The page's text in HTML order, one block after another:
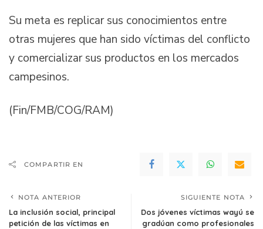
Su meta es replicar sus conocimientos entre
otras mujeres que han sido víctimas del conflicto
y comercializar sus productos en los mercados
campesinos.
(Fin/FMB/COG/RAM)
COMPARTIR EN
NOTA ANTERIOR
La inclusión social, principal
petición de las víctimas en
SIGUIENTE NOTA
Dos jóvenes víctimas wayú se
gradúan como profesionales